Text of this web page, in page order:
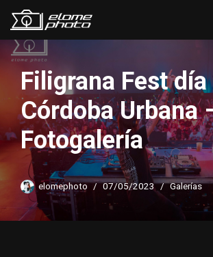
Saltar
al
contenido
Filigrana Fest día
Córdoba Urbana
Fotogalería
elomephoto 07/05/2023 Galerías